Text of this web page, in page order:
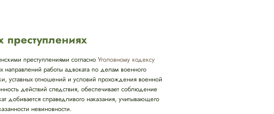
преступлениях
преступлениями согласно Уголовному кодексу
работы адвоката по делам военного
уставных отношений и условий прохождения военной
действий следствия, обеспечивает соблюдение
добивается справедливого наказания, учитывающего
невиновности.